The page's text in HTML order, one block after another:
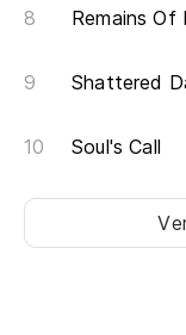
Remains Of
Shattered
Soul's Call